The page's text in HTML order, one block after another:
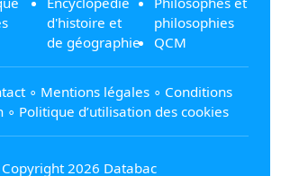
d'histoire et
de géographie
philosophies
QCM
∘ Mentions légales ∘ Conditions
∘ Politique d’utilisation des cookies
Copyright 2026 Databac